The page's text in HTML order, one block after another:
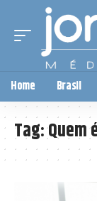
Home Brasil
Tag:Quem